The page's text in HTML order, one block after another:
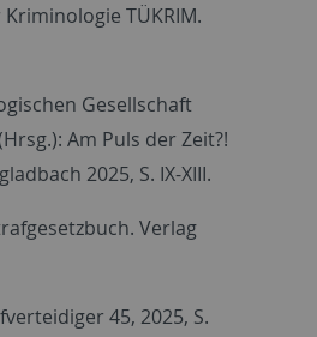
TÜKRIM.
Gesellschaft
Am Puls der Zeit?!
2025, S. IX-XIII.
Verlag
45, 2025, S.